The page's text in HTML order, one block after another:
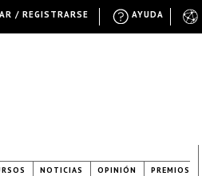
NOTICIAS OPINIÓN PREMIOS
AYUDA
/ REGISTRARSE